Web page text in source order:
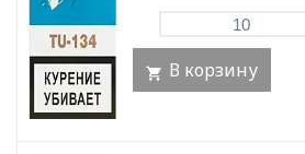
В корзину